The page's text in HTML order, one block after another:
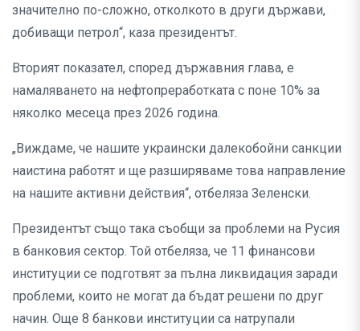
значително по-сложно, отколкото в други държави,
добиващи петрол“, каза президентът.
Вторият показател, според държавния глава, е
намаляването на нефтопреработката с поне 10% за
няколко месеца през 2026 година.
„Виждаме, че нашите украински далекобойни санкции
наистина работят и ще разширяваме това направление
на нашите активни действия“, отбеляза Зеленски.
Президентът също така съобщи за проблеми на Русия
в банковия сектор. Той отбеляза, че 11 финансови
институции се подготвят за пълна ликвидация заради
проблеми, които не могат да бъдат решени по друг
начин. Още 8 банкови институции са натрупали